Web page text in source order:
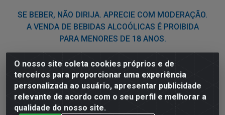
O nosso site coleta cookies próprios e de
terceiros para proporcionar uma experiência
personalizada ao usuário, apresentar publicidade
relevante de acordo com o seu perfil e melhorar a
qualidade do nosso site.
SE BEBER, NÃO DIRIJA. APRECIE COM MODERAÇÃO.
A VENDA DE BEBIDAS ALCOÓLICAS É PROIBIDA
PARA MENORES DE 18 ANOS.
Nordil Distribuidora - Avenida Liberdade, 2738, Bloco F -
Sesi - Bayeux/PB - CEP 58.111-400 - CNPJ
03.775.813/0001-41